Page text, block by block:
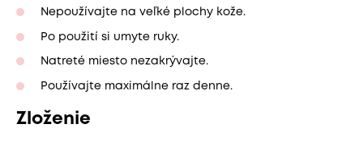
Nepoužívajte na veľké plochy kože.
Po použití si umyte ruky.
Natreté miesto nezakrývajte.
Používajte maximálne raz denne.
Zloženie